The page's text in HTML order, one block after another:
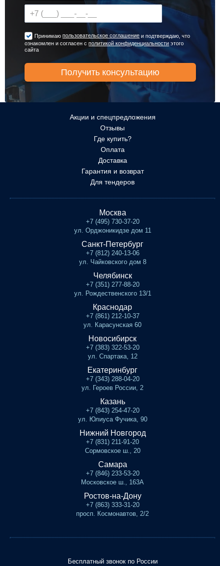
Принимаюпользовательское соглашение и подтверждаю, что
ознакомлен и согласен сполитикой конфиденциальности этого
сайта
Акции и спецпредложения
Отзывы
Где купить?
Оплата
Доставка
Гарантия и возврат
Для тендеров
Москва
+7 (495) 730-37-20
ул. Орджоникидзе дом 11
Санкт-Петербург
+7 (812) 240-13-06
ул. Чайковского дом 8
Челябинск
+7 (351) 277-88-20
ул. Рождественского 13/1
Краснодар
+7 (861) 212-10-37
ул. Карасунская 60
Новосибирск
+7 (383) 322-53-20
ул. Спартака, 12
Екатеринбург
+7 (343) 288-04-20
ул. Героев России, 2
Казань
+7 (843) 254-47-20
ул. Юлиуса Фучика, 90
Нижний Новгород
+7 (831) 211-91-20
Сормовское ш., 20
Самара
+7 (846) 233-53-20
Московское ш., 163А
Ростов-на-Дону
+7 (863) 333-31-20
просп. Космонавтов, 2/2
Бесплатный звонок по России